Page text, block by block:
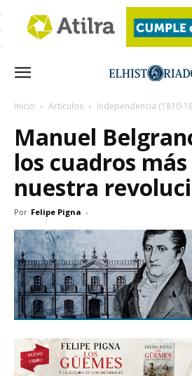
Inicio Artículos Independencia (1810-
Manuel
los cuadros
nuestra
Por Felipe Pigna -